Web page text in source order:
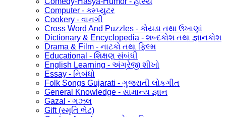
Computer - કમ્પ્યુટર
Cookery - વાનગી
Cross Word And Puzzles - કોયડા તથા ઉખાણાં
Dictionary & Encyclopedia - શબ્દકોશ તથા જ્ઞાનકોશ
Drama & Film - નાટકો તથા ફિલ્મ
Educational - શિક્ષણ સંબંધી
English Learning - અંગ્રેજી શીખો
Essay - નિબંધો
Folk Songs Gujarati - ગુજરાતી લોકગીત
General Knowledge - સામાન્ય જ્ઞાન
Gazal - ગઝલ
Gift (સ્મૃતિ ભેટ)